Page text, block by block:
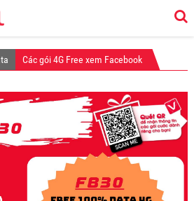
Các gói 4G Free xem Facebook